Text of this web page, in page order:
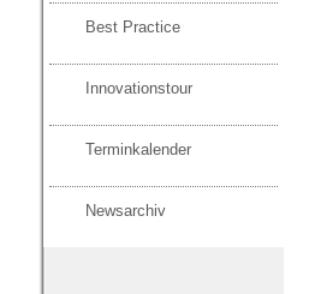
Best Practice
Innovationstour
Terminkalender
Newsarchiv